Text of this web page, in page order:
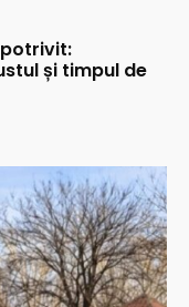
și timpul de